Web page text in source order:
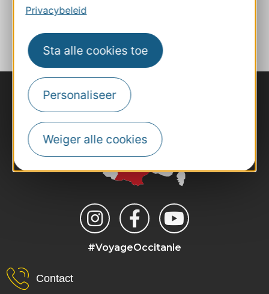
Privacybeleid
Sta alle cookies toe
Personaliseer
Weiger alle cookies
TOEVOEGEN
#VoyageOccitanie
Contact